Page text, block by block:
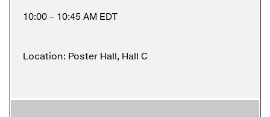
10:00 – 10:45 AM EDT
Location: Poster Hall, Hall C